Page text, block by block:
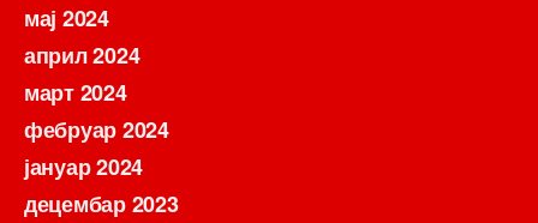
мај 2024
април 2024
март 2024
фебруар 2024
јануар 2024
децембар 2023